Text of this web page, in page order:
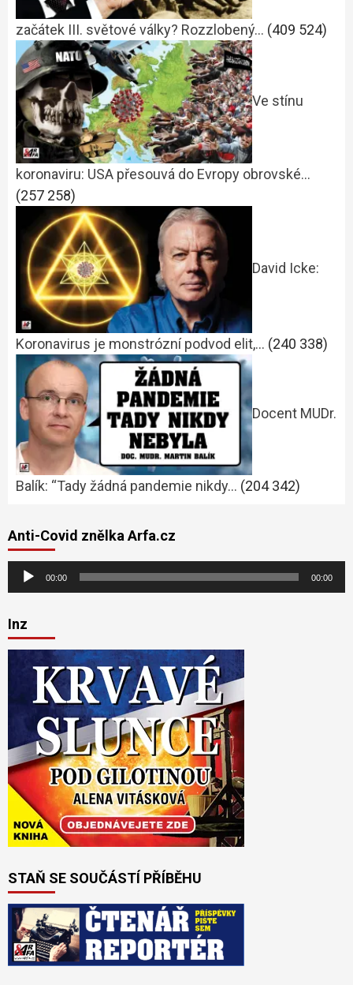
začátek III. světové války? Rozzlobený… (409 524)
Ve stínu
koronaviru: USA přesouvá do Evropy obrovské…
(257 258)
David Icke:
Koronavirus je monstrózní podvod elit,… (240 338)
Docent MUDr.
Balík: “Tady žádná pandemie nikdy… (204 342)
Anti-Covid znělka Arfa.cz
Audio
přehrávač
00:00 00:00
Inz
STAŇ SE SOUČÁSTÍ PŘÍBĚHU